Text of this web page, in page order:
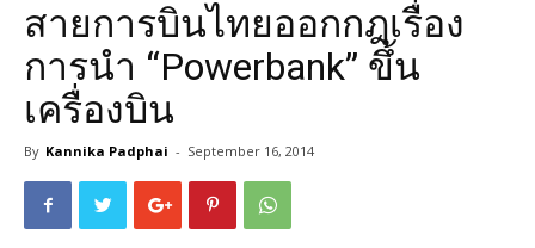
สายการบินไทยออกกฎเรื่อง
การนำ “Powerbank” ขึ้น
เครื่องบิน
By Kannika Padphai - September 16, 2014